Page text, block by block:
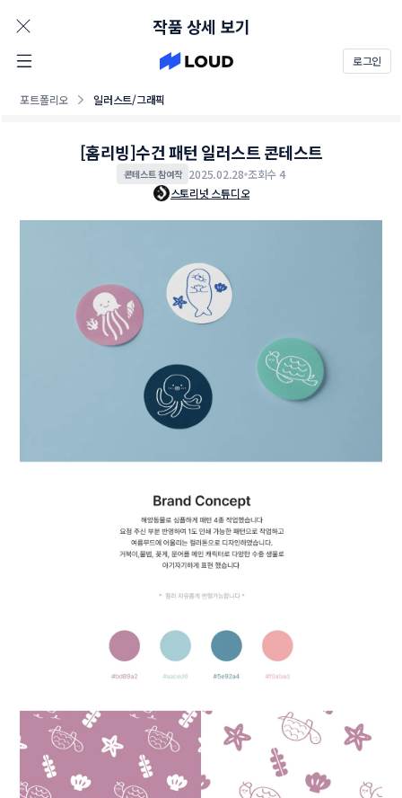
로그인
포트폴리오 일러스트/그래픽
작품 상세 보기
[홈리빙]수건 패턴 일러스트 콘테스트
콘테스트 참여작 2025.02.28 조회수 4
스토리넛 스튜디오